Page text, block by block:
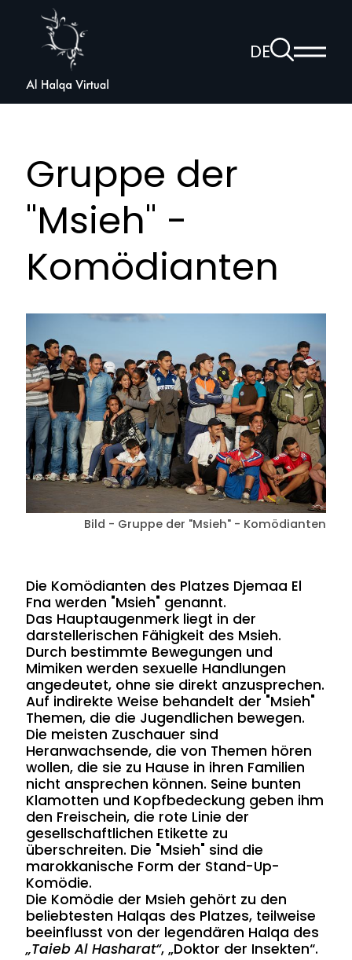
Halqa
DEZur
Suchseite
Gruppe der
"Msieh" -
Komödianten
Bild - Gruppe der "Msieh" - Komödianten
Die Komödianten des Platzes Djemaa El
Fna werden "Msieh" genannt.
Das Hauptaugenmerk liegt in der
darstellerischen Fähigkeit des Msieh.
Durch bestimmte Bewegungen und
Mimiken werden sexuelle Handlungen
angedeutet, ohne sie direkt anzusprechen.
Auf indirekte Weise behandelt der "Msieh"
Themen, die die Jugendlichen bewegen.
Die meisten Zuschauer sind
Heranwachsende, die von Themen hören
wollen, die sie zu Hause in ihren Familien
nicht ansprechen können. Seine bunten
Klamotten und Kopfbedeckung geben ihm
den Freischein, die rote Linie der
gesellschaftlichen Etikette zu
überschreiten. Die "Msieh" sind die
marokkanische Form der Stand-Up-
Komödie.
Die Komödie der Msieh gehört zu den
beliebtesten Halqas des Platzes, teilweise
beeinflusst von der legendären Halqa des
„Taieb Al Hasharat“, „Doktor der Insekten“.